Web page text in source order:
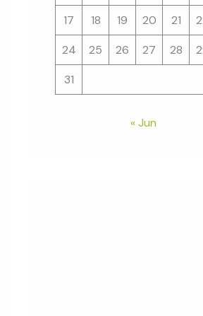
17
18 19 20 21
24
25 26 27 28
31
« Jun